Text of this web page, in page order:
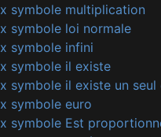
symbole multiplication
symbole loi normale
symbole infini
symbole il existe
symbole il existe un seul
symbole euro
symbole Est